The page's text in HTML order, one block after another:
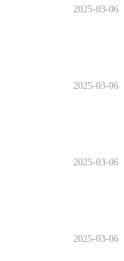
2025-03-06
2025-03-06
2025-03-06
2025-03-06